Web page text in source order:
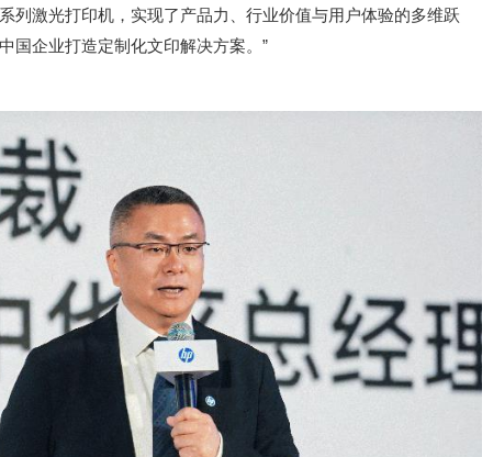
列激光打印机，实现了产品力、行业价值与用户体验的多维跃
国企业打造定制化文印解决方案。”